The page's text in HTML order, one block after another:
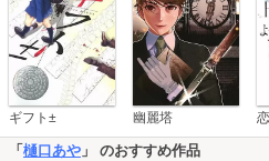
ギフト± 幽麗塔
「 樋口あや 」 のおすすめ作品